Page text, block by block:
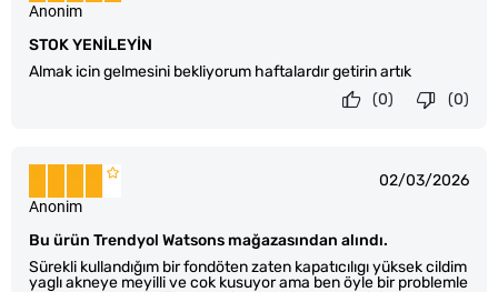
STOK YENİLEYİN
Almak icin gelmesini bekliyorum haftalardır getirin artık
Anonim
(0)
(0)
02/03/2026
Bu ürün Trendyol Watsons mağazasından alındı.
Sürekli kullandığım bir fondöten zaten kapatıcılıgı yüksek cildim
yaglı akneye meyilli ve cok kusuyor ama ben öyle bir problemle
Anonim